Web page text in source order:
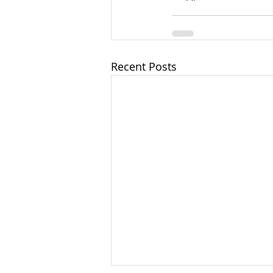
Recent Posts